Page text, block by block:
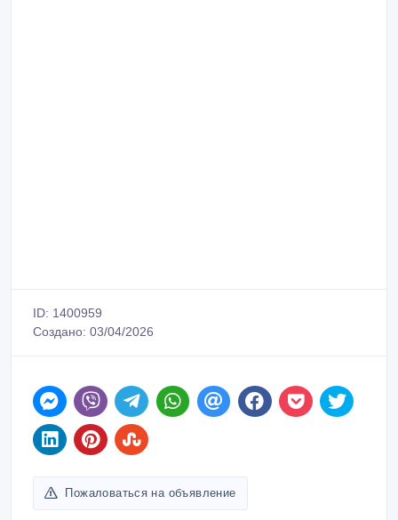
ID: 1400959
Создано: 03/04/2026
Пожаловаться на объявление